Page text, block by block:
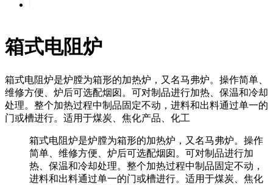
箱式电阻炉
箱式电阻炉是炉膛为箱形的加热炉，又名马弗炉。操作简单、
维修方便、炉后可选配烟囱。可对制品进行加热、保温和冷却
处理。整个加热过程中制品固定不动，进料和出料通过单一的
门或槽进行。适用于煤炭、焦化产品、化工
箱式电阻炉是炉膛为箱形的加热炉，又名马弗炉。操作
简单、维修方便、炉后可选配烟囱。可对制品进行加
热、保温和冷却处理。整个加热过程中制品固定不动，
进料和出料通过单一的门或槽进行。适用于煤炭、焦化